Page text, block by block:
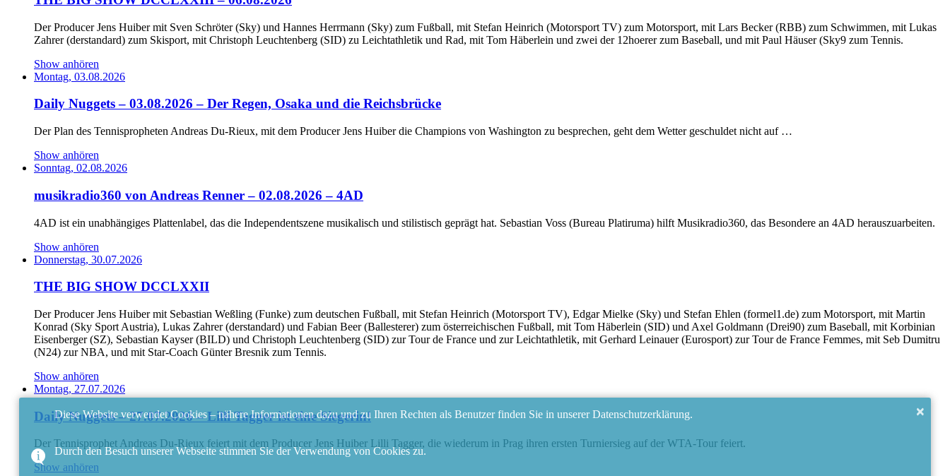
Der Producer Jens Huiber mit Sven Schröter (Sky) und Hannes Herrmann (Sky) zum Fußball, mit Stefan Heinrich (Motorsport TV) zum Motorsport, mit Lars Becker (RBB) zum Schwimmen, mit Lukas
Zahrer (derstandard) zum Skisport, mit Christoph Leuchtenberg (SID) zu Leichtathletik und Rad, mit Tom Häberlein und zwei der 12hoerer zum Baseball, und mit Paul Häuser (Sky9 zum Tennis.
Show anhören
Montag, 03.08.2026
Daily Nuggets – 03.08.2026 – Der Regen, Osaka und die Reichsbrücke
Der Plan des Tennispropheten Andreas Du-Rieux, mit dem Producer Jens Huiber die Champions von Washington zu besprechen, geht dem Wetter geschuldet nicht auf …
Show anhören
Sonntag, 02.08.2026
musikradio360 von Andreas Renner – 02.08.2026 – 4AD
4AD ist ein unabhängiges Plattenlabel, das die Independentszene musikalisch und stilistisch geprägt hat. Sebastian Voss (Bureau Platiruma) hilft Musikradio360, das Besondere an 4AD herauszuarbeiten.
Show anhören
Donnerstag, 30.07.2026
THE BIG SHOW DCCLXXII
Der Producer Jens Huiber mit Sebastian Weßling (Funke) zum deutschen Fußball, mit Stefan Heinrich (Motorsport TV), Edgar Mielke (Sky) und Stefan Ehlen (formel1.de) zum Motorsport, mit Martin
Konrad (Sky Sport Austria), Lukas Zahrer (derstandard) und Fabian Beer (Ballesterer) zum österreichischen Fußball, mit Tom Häberlein (SID) und Axel Goldmann (Drei90) zum Baseball, mit Korbinian
Eisenberger (SZ), Sebastian Kayser (BILD) und Christoph Leuchtenberg (SID) zur Tour de France und zur Leichtathletik, mit Gerhard Leinauer (Eurosport) zur Tour de France Femmes, mit Seb Dumitru
(N24) zur NBA, und mit Star-Coach Günter Bresnik zum Tennis.
Show anhören
Montag, 27.07.2026
Daily Nuggets – 27.07.2026 – Lilli Tagger ist eine Siegerin!
Der Tennisprophet Andreas Du-Rieux feiert mit dem Producer Jens Huiber Lilli Tagger, die wiederum in Prag ihren ersten Turniersieg auf der WTA-Tour feiert.
Show anhören
×
Diese Website verwendet Cookies – nähere Informationen dazu und zu Ihren Rechten als Benutzer finden Sie in unserer Datenschutzerklärung.
Durch den Besuch unserer Webseite stimmen Sie der Verwendung von Cookies zu.